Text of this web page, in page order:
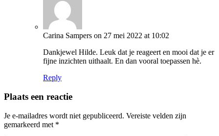
Carina Sampers on 27 mei 2022 at 10:02
Dankjewel Hilde. Leuk dat je reageert en mooi dat je er
fijne inzichten uithaalt. En dan vooral toepassen hè.
Reply
Plaats een reactie
Je e-mailadres wordt niet gepubliceerd. Vereiste velden zijn
gemarkeerd met *